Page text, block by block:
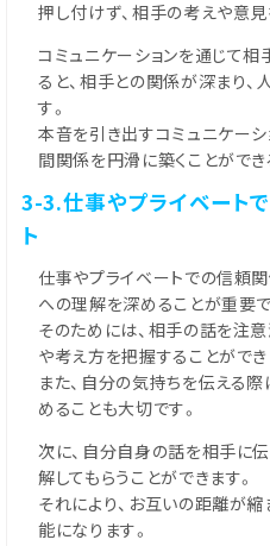
押し付けず、相手の考えや意
コミュニケーションを通じて
ると、相手との関係が深まり
す。
本音を引き出すコミュニケー
間関係を円滑に築くことができ
3-3.仕事やプライベート
ト
仕事やプライベートでの信頼
への理解を深めることが重要で
そのためには、相手の話を注
や考え方を把握することができ
また、自分の気持ちを伝える
めることも大切です。
次に、自分自身の話を相手に
解してもらうことができます。
それにより、お互いの距離が
能になります。